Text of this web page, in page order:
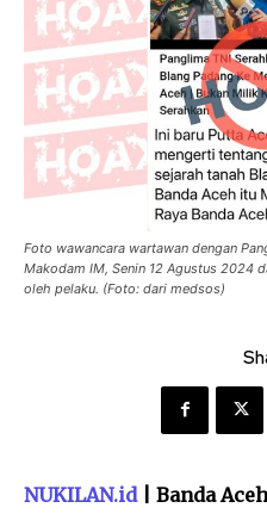
Foto wawancara wartawan dengan
Makodam IM, Senin 12 Agustus 2024
oleh pelaku. (Foto: dari medsos)
NUKILAN.id| Banda Aceh